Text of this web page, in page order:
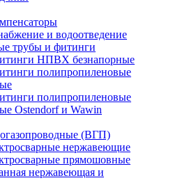
и водоотведение
трубы и фитинги
НПВХ безнапорные
полипропиленовые
полипропиленовые
Ostendorf и Wawin
(ВГП)
нержавеющие
прямошовные
нержавеющая и